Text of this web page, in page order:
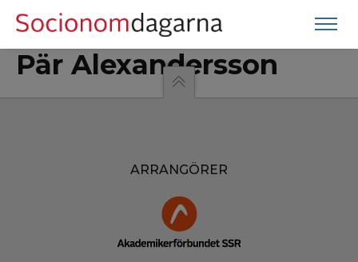
Pär Alexandersson
ARRANGÖRER